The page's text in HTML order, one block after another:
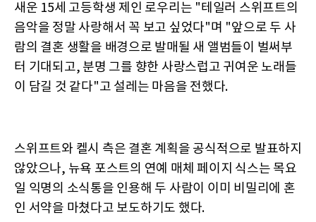
새운 15세 고등학생 제인 로우리는 "테일러 스위프트의
음악을 정말 사랑해서 꼭 보고 싶었다"며 "앞으로 두 사
람의 결혼 생활을 배경으로 발매될 새 앨범들이 벌써부
터 기대되고, 분명 그를 향한 사랑스럽고 귀여운 노래들
이 담길 것 같다"고 설레는 마음을 전했다.
스위프트와 켈시 측은 결혼 계획을 공식적으로 발표하지
않았으나, 뉴욕 포스트의 연예 매체 페이지 식스는 목요
일 익명의 소식통을 인용해 두 사람이 이미 비밀리에 혼
인 서약을 마쳤다고 보도하기도 했다.